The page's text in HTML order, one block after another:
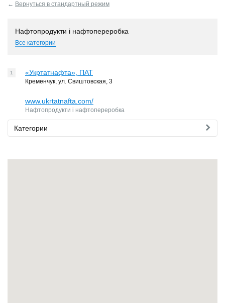
← Вернуться в стандартный режим
Нафтопродукти і нафтопереробка
Все категории
1 «Укртатнафта», ПАТ
Кременчук, ул. Свиштовская, 3
www.ukrtatnafta.com/
Нафтопродукти і нафтопереробка
Категории